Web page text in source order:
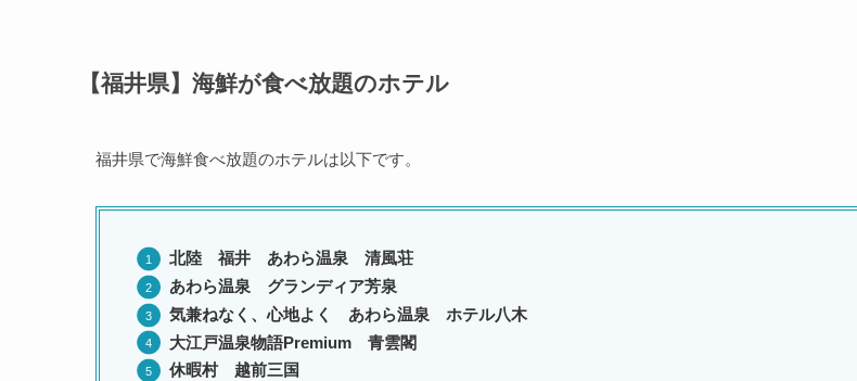
【福井県】海鮮が食べ放題のホテル
福井県で海鮮食べ放題のホテルは以下です。
北陸 福井 あわら温泉 清風荘
あわら温泉 グランディア芳泉
気兼ねなく、心地よく あわら温泉 ホテル八木
大江戸温泉物語Premium 青雲閣
休暇村 越前三国